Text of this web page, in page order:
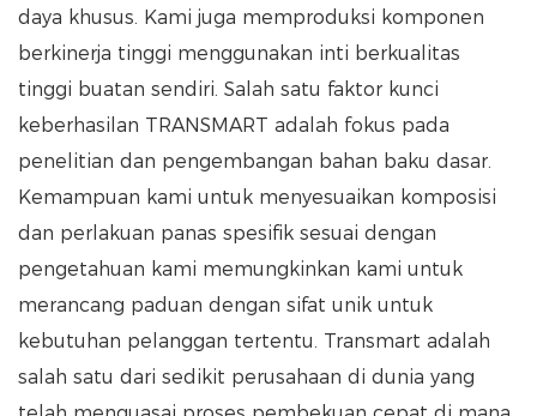
daya khusus. Kami juga memproduksi komponen
berkinerja tinggi menggunakan inti berkualitas
tinggi buatan sendiri. Salah satu faktor kunci
keberhasilan TRANSMART adalah fokus pada
penelitian dan pengembangan bahan baku dasar.
Kemampuan kami untuk menyesuaikan komposisi
dan perlakuan panas spesifik sesuai dengan
pengetahuan kami memungkinkan kami untuk
merancang paduan dengan sifat unik untuk
kebutuhan pelanggan tertentu. Transmart adalah
salah satu dari sedikit perusahaan di dunia yang